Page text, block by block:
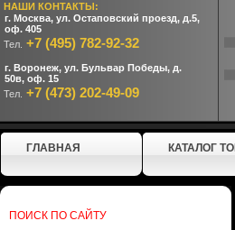
НАШИ КОНТАКТЫ:
г. Москва, ул. Остаповский проезд, д.5,
оф. 405
Тел. +7 (495) 782-92-32
г. Воронеж, ул. Бульвар Победы, д.
50в, оф. 15
Тел. +7 (473) 202-49-09
ГЛАВНАЯ КАТАЛОГ
ПОИСК ПО САЙТУ